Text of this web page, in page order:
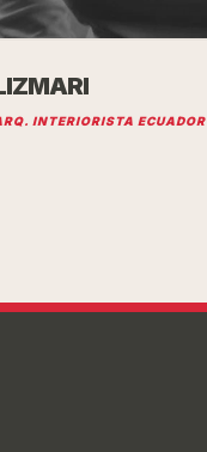
INTERIORISTA ECUADOR